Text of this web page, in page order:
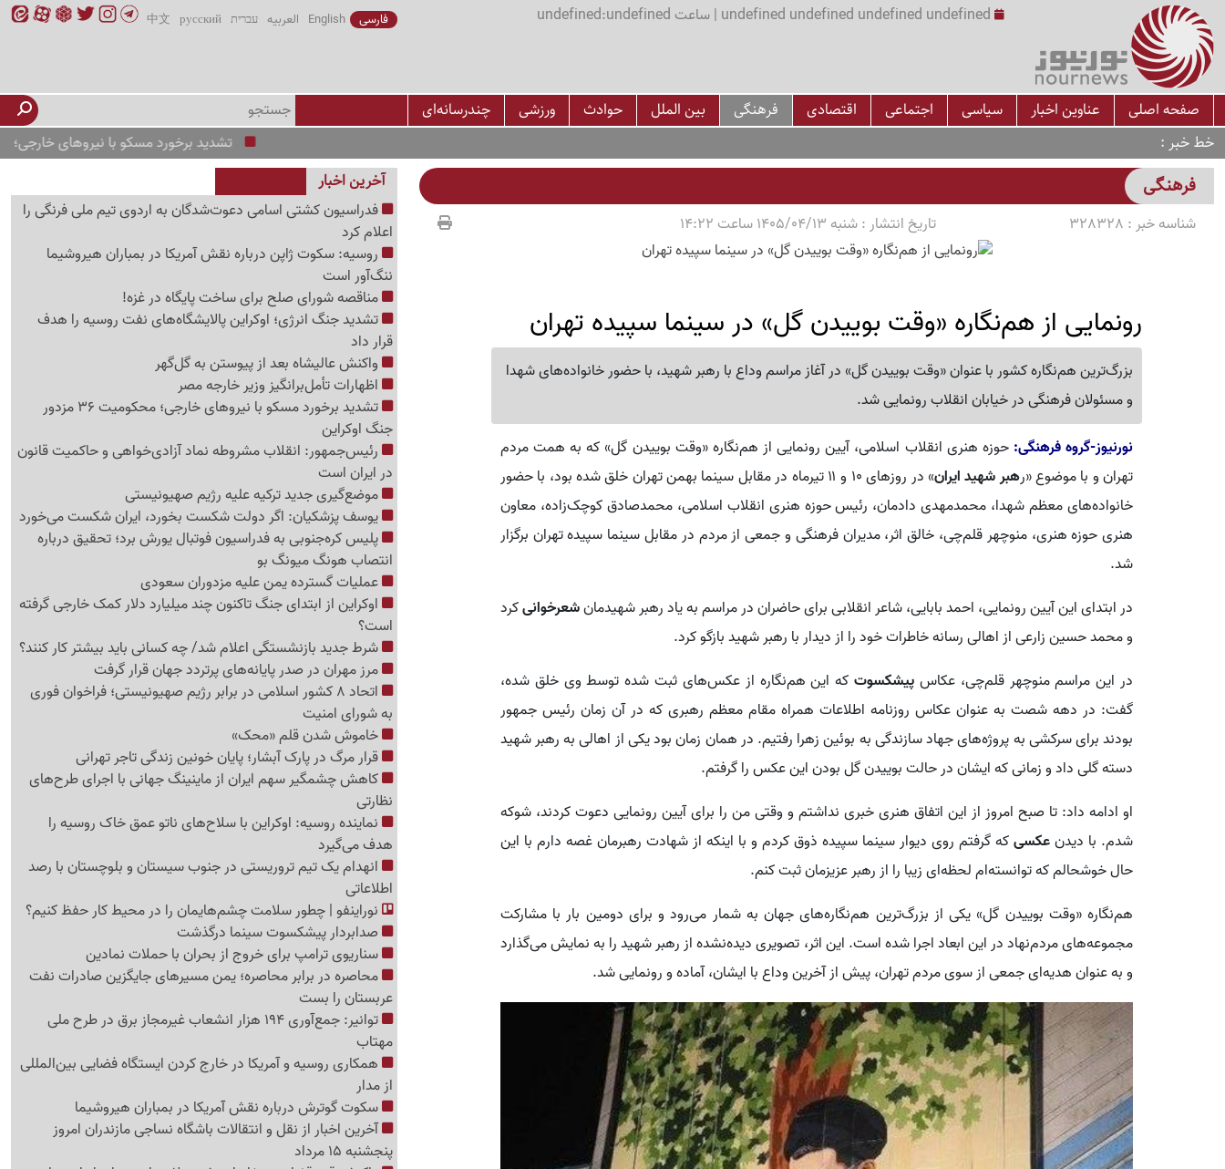
undefined undefined undefined undefined | ساعت undefined:undefined فارسی English العربیه עברית русский
中文
صفحه اصلی عناوین اخبار سیاسی اجتماعی اقتصادی فرهنگی بین الملل حوادث ورزشی
چندرسانه‌ای
خط خبر
تشدید برخورد مسکو با نیروهای خارجی؛ محکومیت 36 مزدور جنگ
فرهنگی
شناسه خبر : 328328 تاریخ انتشار :شنبه 1405/04/13 ساعت 14:22
رونمایی از هم‌نگاره «وقت بوییدن گل» در سینما سپیده تهران
بزرگ‌ترین هم‌نگاره کشور با عنوان «وقت بوییدن گل» در آغاز مراسم وداع با رهبر شهید، با حضور خانواده‌های شهدا
و مسئولان فرهنگی در خیابان انقلاب رونمایی شد.
نورنیوز-گروه فرهنگی: حوزه هنری انقلاب اسلامی، آیین رونمایی از هم‌نگاره «وقت بوییدن گل» که به همت مردم
تهران و با موضوع «رهبر شهید ایران
» در روزهای ۱۰ و ۱۱ تیرماه در مقابل سینما بهمن تهران خلق شده بود، با حضور
خانواده‌های معظم شهدا، محمدمهدی دادمان، رئیس حوزه هنری انقلاب اسلامی، محمدصادق کوچک‌زاده، معاون
هنری حوزه هنری، منوچهر قلم‌چی، خالق اثر، مدیران فرهنگی و جمعی از مردم در مقابل سینما سپیده تهران برگزار
شد.‌
در ابتدای این آیین رونمایی، احمد بابایی، شاعر انقلابی برای حاضران در مراسم به یاد رهبر شهیدمانشعرخوانیکرد
و محمد حسین زارعی از اهالی رسانه خاطرات خود را از دیدار با رهبر شهید بازگو کرد.
در این مراسم منوچهر قلم‌چی، عکاس پیشکسوت که این هم‌نگاره از عکس‌های ثبت شده توسط وی خلق شده،
گفت: در دهه‌ شصت به عنوان عکاس روزنامه اطلاعات همراه مقام معظم رهبری که در آن زمان رئیس جمهور
بودند برای سرکشی به پروژه‌های جهاد سازندگی به بوئین زهرا رفتیم.‌ در همان زمان بود یکی از اهالی به رهبر شهید
دسته گلی داد و زمانی که ایشان در حالت بوییدن گل بودن این عکس را گرفتم.‌
او ادامه داد: تا صبح امروز از این اتفاق هنری خبری نداشتم و وقتی من را برای آیین رونمایی دعوت کردند، شوکه
شدم. با دیدنعکسیکه گرفتم روی دیوار سینما سپیده ذوق کردم و با اینکه از شهادت رهبرمان غصه دارم با این
حال خوشحالم که توانسته‌ام لحظه‌ای زیبا را از رهبر عزیزمان ثبت کنم.
هم‌نگاره «وقت بوییدن گل» یکی از بزرگ‌ترین هم‌نگاره‌های جهان به شمار می‌رود و برای دومین بار با مشارکت
مجموعه‌های مردم‌نهاد در این ابعاد اجرا شده است. این اثر، تصویری دیده‌نشده از رهبر شهید را به نمایش می‌گذارد
و به عنوان هدیه‌ای جمعی از سوی مردم تهران، پیش از آخرین وداع با ایشان، آماده و رونمایی شد.
آخرین اخبار
فدراسیون کشتی اسامی دعوت‌شدگان به اردوی تیم ملی فرنگی را
اعلام کرد
روسیه: سکوت ژاپن درباره نقش آمریکا در بمباران هیروشیما
ننگ‌آور است
مناقصه شورای صلح برای ساخت پایگاه در غزه!
تشدید جنگ انرژی؛ اوکراین پالایشگاه‌های نفت روسیه را هدف
قرار داد
واکنش عالیشاه بعد از پیوستن به گل‌گهر
اظهارات تأمل‌برانگیز وزیر خارجه مصر
تشدید برخورد مسکو با نیروهای خارجی؛ محکومیت 36 مزدور
جنگ اوکراین
رئیس‌جمهور: انقلاب مشروطه نماد آزادی‌خواهی و حاکمیت قانون
در ایران است
موضع‌گیری جدید ترکیه علیه رژیم صهیونیستی
یوسف پزشکیان: اگر دولت شکست بخورد، ایران شکست می‌خورد
پلیس کره‌جنوبی به فدراسیون فوتبال یورش برد؛ تحقیق درباره
انتصاب هونگ میونگ بو
عملیات گسترده یمن علیه مزدوران سعودی
اوکراین از ابتدای جنگ تاکنون چند میلیارد دلار کمک خارجی گرفته
است؟
شرط جدید بازنشستگی اعلام شد/ چه کسانی باید بیشتر کار کنند؟
مرز مهران در صدر پایانه‌های پرتردد جهان قرار گرفت
اتحاد 8 کشور اسلامی در برابر رژیم صهیونیستی؛ فراخوان فوری
به شورای امنیت
خاموش شدن قلم «محک»
قرار مرگ در پارک آبشار؛ پایان خونین زندگی تاجر تهرانی
کاهش چشمگیر سهم ایران از ماینینگ جهانی با اجرای طرح‌های
نظارتی
نماینده روسیه: اوکراین با سلاح‌های ناتو عمق خاک روسیه را
هدف می‌گیرد
انهدام یک تیم تروریستی در جنوب سیستان و بلوچستان با رصد
اطلاعاتی
نوراینفو | چطور سلامت چشم‌هایمان را در محیط کار حفظ کنیم؟
صدابردار پیشکسوت سینما درگذشت
سناریوی ترامپ برای خروج از بحران با حملات نمادین
محاصره در برابر محاصره؛ یمن مسیرهای جایگزین صادرات نفت
عربستان را بست
توانیر: جمع‌آوری 194 هزار انشعاب غیرمجاز برق در طرح ملی
مهتاب
همکاری روسیه و آمریکا در خارج کردن ایستگاه فضایی بین‌المللی
از مدار
سکوت گوترش درباره نقش آمریکا در بمباران هیروشیما
آخرین اخبار از نقل و انتقالات باشگاه نساجی مازندران امروز
پنجشنبه 15 مرداد